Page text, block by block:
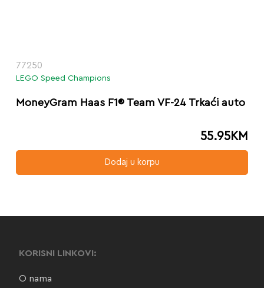
77250
LEGO Speed Champions
MoneyGram Haas F1® Team VF-24 Trkaći auto
55.95KM
Dodaj u korpu
KORISNI LINKOVI:
O nama